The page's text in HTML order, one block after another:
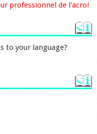
professionnel de l'acro!
to your language?